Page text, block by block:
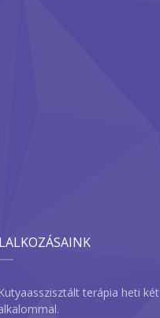
Kutyaasszisztált terápia heti két